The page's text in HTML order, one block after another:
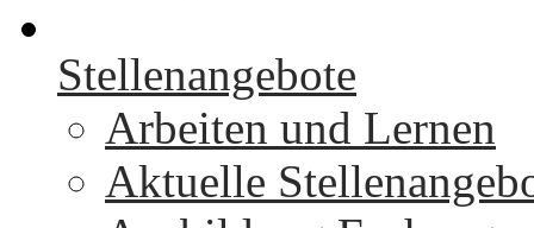
Stellenangebote
Arbeiten und Lernen
Aktuelle